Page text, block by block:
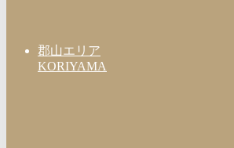
郡山エリア
KORIYAMA